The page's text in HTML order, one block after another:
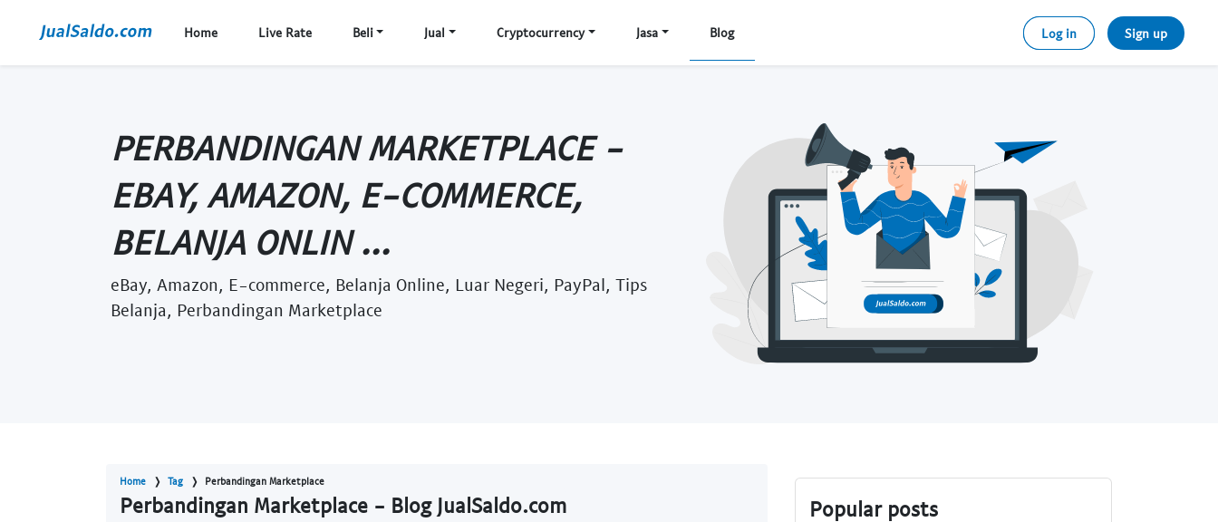
Home Live Rate Beli Jual Cryptocurrency Jasa Blog Log in Sign up
PERBANDINGAN MARKETPLACE -
EBAY, AMAZON, E-COMMERCE,
BELANJA ONLIN ...
eBay, Amazon, E-commerce, Belanja Online, Luar Negeri, PayPal, Tips
Belanja, Perbandingan Marketplace
Home Tag Perbandingan Marketplace
Perbandingan Marketplace - Blog JualSaldo.com Popular posts